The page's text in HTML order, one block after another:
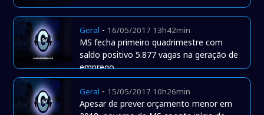
Geral - 16/05/2017 13h42min
MS fecha primeiro quadrimestre com
saldo positivo 5.877 vagas na geração de
emprego
Geral - 15/05/2017 10h26min
Apesar de prever orçamento menor em